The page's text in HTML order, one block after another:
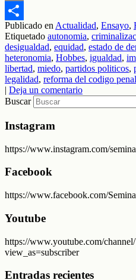
Email
Compartir
Publicado en Actualidad, Ensayo,
Etiquetado autonomia,
desigualdad, equidad, estado de
heteronomia, Hobbes, igualdad,
libertad, miedo, partidos politicos,
legalidad, reforma del codigo penal
| Deja un comentario
Buscar
Instagram
https://www.instagram.com/
Facebook
https://www.facebook.com/
Youtube
https://www.youtube.com/
view_as=subscriber
Entradas recientes